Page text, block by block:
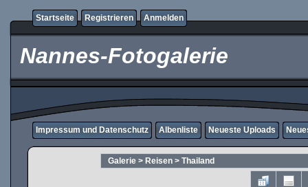
Startseite Registrieren Anmelden
Nannes-Fotogalerie
Impressum und Datenschutz Albenliste Neueste Uploads
Galerie> Reisen> Thailand